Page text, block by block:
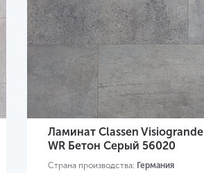
Ламинат Classen Visiogrande
WR Бетон Серый 56020
Страна производства: Германия